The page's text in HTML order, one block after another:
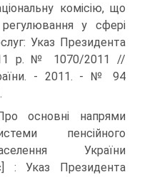
комісію, що
у сфері
Указ Президента
р. № 1070/2011 //
- 2011. - № 94
напрями
пенсійного
України
: Указ Президента